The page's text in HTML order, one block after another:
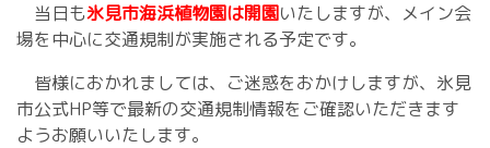
当日も氷見市海浜植物園は開園いたしますが、メイン会
場を中心に交通規制が実施される予定です。
皆様におかれましては、ご迷惑をおかけしますが、氷見
市公式HP等で最新の交通規制情報をご確認いただきます
ようお願いいたします。